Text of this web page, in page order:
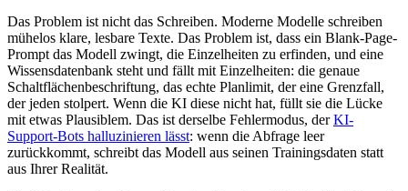
Das Problem ist nicht das Schreiben. Moderne Modelle schreiben
mühelos klare, lesbare Texte. Das Problem ist, dass ein Blank-Page-
Prompt das Modell zwingt, die Einzelheiten zu erfinden, und eine
Wissensdatenbank steht und fällt mit Einzelheiten: die genaue
Schaltflächenbeschriftung, das echte Planlimit, der eine Grenzfall,
der jeden stolpert. Wenn die KI diese nicht hat, füllt sie die Lücke
mit etwas Plausiblem. Das ist derselbe Fehlermodus, derKI-
Support-Bots halluzinieren lässt: wenn die Abfrage leer
zurückkommt, schreibt das Modell aus seinen Trainingsdaten statt
aus Ihrer Realität.